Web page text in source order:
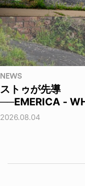
NEWS
ストゥが先導
──EMERICA -
2026.08.04